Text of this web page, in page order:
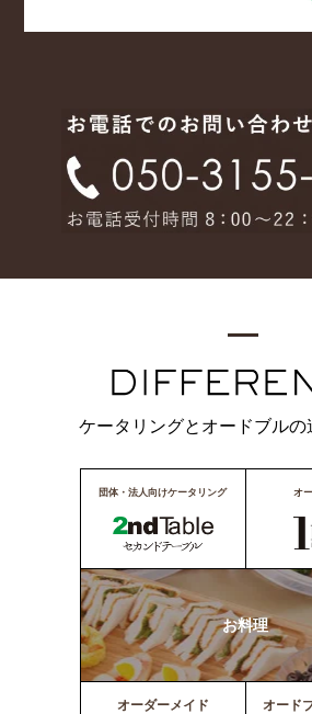
ケータリングとオードブルの
団体・法人向けケータリング オ
お料理
オーダーメイド オード